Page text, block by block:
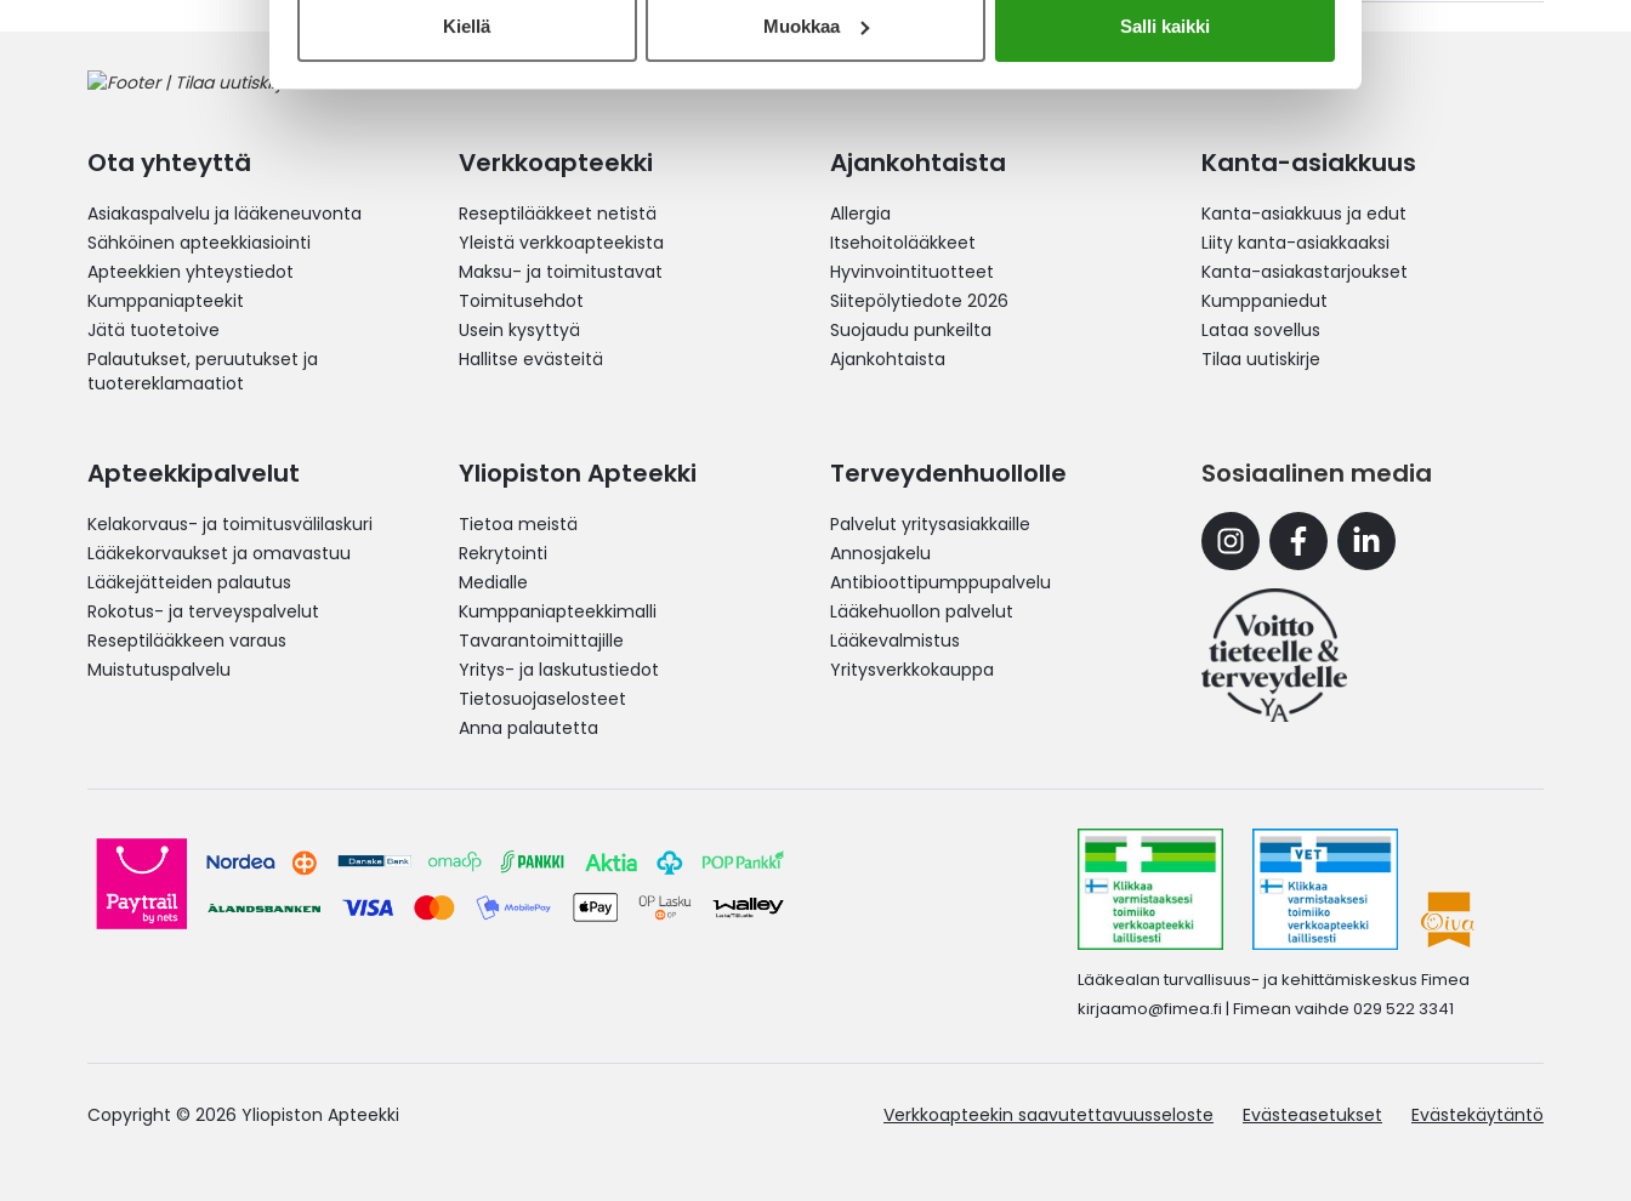
Kiellä Muokkaa Salli kaikki
Ota yhteyttä
Asiakaspalvelu ja lääkeneuvonta
Sähköinen apteekkiasiointi
Apteekkien yhteystiedot
Kumppaniapteekit
Jätä tuotetoive
Palautukset, peruutukset ja
tuotereklamaatiot
Verkkoapteekki
Reseptilääkkeet netistä
Yleistä verkkoapteekista
Maksu- ja toimitustavat
Toimitusehdot
Usein kysyttyä
Hallitse evästeitä
Ajankohtaista
Allergia
Itsehoitolääkkeet
Hyvinvointituotteet
Siitepölytiedote 2026
Suojaudu punkeilta
Ajankohtaista
Kanta-asiakkuus
Kanta-asiakkuus ja edut
Liity kanta-asiakkaaksi
Kanta-asiakastarjoukset
Kumppaniedut
Lataa sovellus
Tilaa uutiskirje
Apteekkipalvelut
Kelakorvaus- ja toimitusvälilaskuri
Lääkekorvaukset ja omavastuu
Lääkejätteiden palautus
Rokotus- ja terveyspalvelut
Reseptilääkkeen varaus
Muistutuspalvelu
Yliopiston Apteekki
Tietoa meistä
Rekrytointi
Medialle
Kumppaniapteekkimalli
Tavarantoimittajille
Yritys- ja laskutustiedot
Tietosuojaselosteet
Anna palautetta
Terveydenhuollolle
Palvelut yritysasiakkaille
Annosjakelu
Antibioottipumppupalvelu
Lääkehuollon palvelut
Lääkevalmistus
Yritysverkkokauppa
Sosiaalinen media
InstagramFacebookLinkedin
Lääkealan turvallisuus- ja kehittämiskeskus Fimea
kirjaamo@fimea.fi | Fimean vaihde 029 522 3341
Copyright © 2026 Yliopiston Apteekki Verkkoapteekin saavutettavuusseloste Evästeasetukset Evästekäytäntö